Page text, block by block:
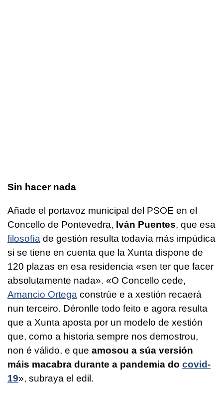
Sin hacer nada
Añade el portavoz municipal del PSOE en el
Concello de Pontevedra, Iván Puentes, que esa
filosofía de gestión resulta todavía más impúdica
si se tiene en cuenta que la Xunta dispone de
120 plazas en esa residencia «sen ter que facer
absolutamente nada». «O Concello cede,
Amancio Ortega constrúe e a xestión recaerá
nun terceiro. Déronlle todo feito e agora resulta
que a Xunta aposta por un modelo de xestión
que, como a historia sempre nos demostrou,
non é válido, e que amosou a súa versión
máis macabra durante a pandemia do covid-
19», subraya el edil.